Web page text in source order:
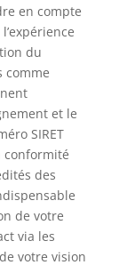
en compte
du
comme
et le
SIRET
conformité
des
de votre
via les
votre vision